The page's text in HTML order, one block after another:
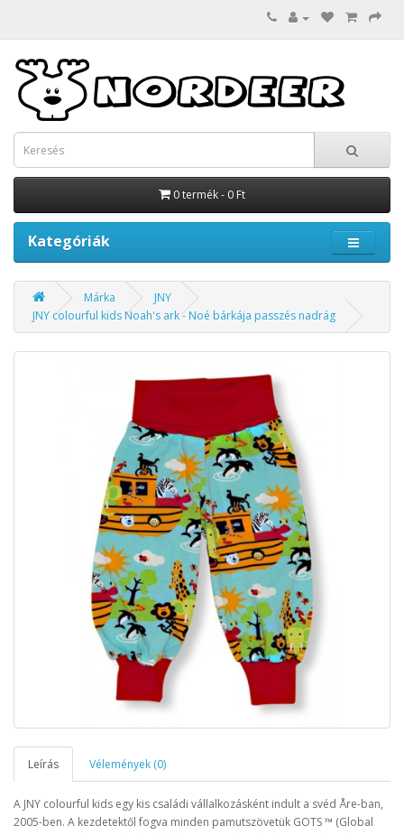
0 termék - 0 Ft
Kategóriák
Márka
JNY
JNY colourful kids Noah's ark - Noé bárkája passzés nadrág
Leírás Vélemények (0)
A JNY colourful kids egy kis családi vállalkozásként indult a svéd Åre-ban,
2005-ben. A kezdetektől fogva minden pamutszövetük GOTS ™ (Global